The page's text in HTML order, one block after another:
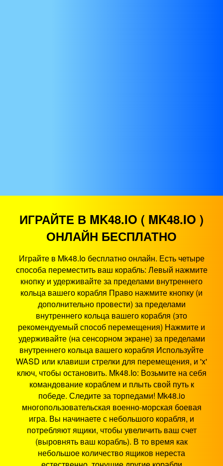
ИГРАЙТЕ В MK48.IO ( MK48.IO )
ОНЛАЙН БЕСПЛАТНО
Играйте в Mk48.Io бесплатно онлайн. Есть четыре
способа переместить ваш корабль: Левый нажмите
кнопку и удерживайте за пределами внутреннего
кольца вашего корабля Право нажмите кнопку (и
дополнительно провести) за пределами
внутреннего кольца вашего корабля (это
рекомендуемый способ перемещения) Нажмите и
удерживайте (на сенсорном экране) за пределами
внутреннего кольца вашего корабля Используйте
WASD или клавиши стрелки для перемещения, и 'x'
ключ, чтобы остановить. Mk48.Io: Возьмите на себя
командование кораблем и плыть свой путь к
победе. Следите за торпедами! Mk48.io
многопользовательская военно-морская боевая
игра. Вы начинаете с небольшого корабля, и
потребляют ящики, чтобы увеличить ваш счет
(выровнять ваш корабль). В то время как
небольшое количество ящиков нереста